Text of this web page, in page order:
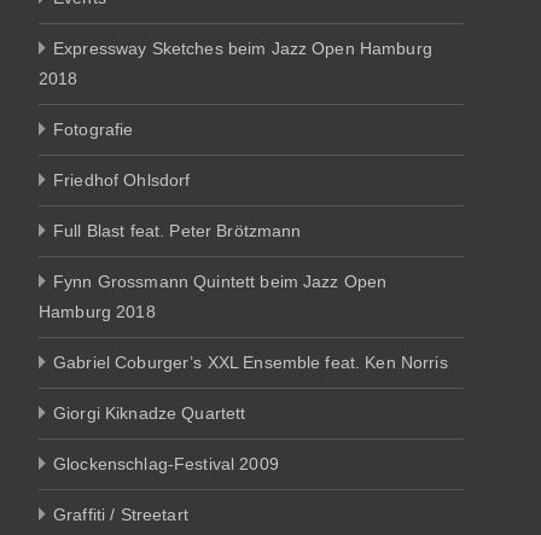
Expressway Sketches beim Jazz Open Hamburg
2018
Fotografie
Friedhof Ohlsdorf
Full Blast feat. Peter Brötzmann
Fynn Grossmann Quintett beim Jazz Open
Hamburg 2018
Gabriel Coburger’s XXL Ensemble feat. Ken Norris
Giorgi Kiknadze Quartett
Glockenschlag-Festival 2009
Graffiti / Streetart